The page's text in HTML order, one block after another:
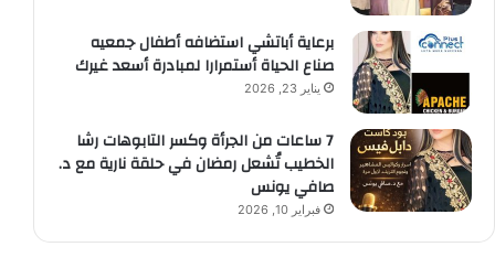
برعاية أباتشي استضافه أطفال جمعيه
صناع الحياة أستمرارا لمبادرة أسعد غيرك
يناير 23, 2026
7 ساعات من الجرأة وكسر التابوهات رشا
الخطيب تُشعل رمضان في حلقة نارية مع د.
صافي يونس
فبراير 10, 2026